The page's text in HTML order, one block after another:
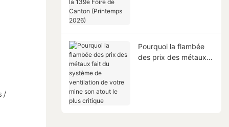
/
Pourquoi la flambée
des prix des métaux